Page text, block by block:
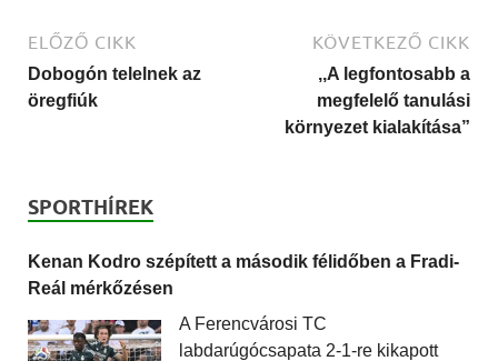
ELŐZŐ CIKK
Dobogón telelnek az
öregfiúk
KÖVETKEZŐ CIKK
,,A legfontosabb a
megfelelő tanulási
környezet kialakítása”
SPORTHÍREK
Kenan Kodro szépített a második félidőben a Fradi-
Reál mérkőzésen
A Ferencvárosi TC
labdarúgócsapata 2-1-re kikapott